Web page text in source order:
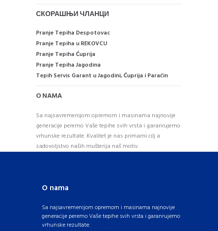
СКОРАШЊИ ЧЛАНЦИ
Pranje Tepiha Despotovac
Pranje Tepiha u REKOVCU
Pranje Tepiha Ćuprija
Pranje Tepiha Jagodina
Tepih Servis Garant u Jagodini, Ćuprija i Paraćin
O NAMA
Sa najsavremenijom opremom i masinama najnovije
generacije peremo Vaše tepihe svih vrsta i garanrujemo
vrhunske rezultate. Kvalitet je nas primarni cilj a
zadovoljstvo naših mušterija naš motiv.
O nama
Sa najsavremenijom opremom i masinama najnovije
generacije peremo Vaše tepihe svih vrsta i garanrujemo
vrhunske rezultate.